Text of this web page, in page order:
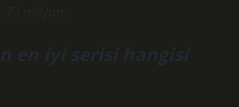
milyon.
en iyi serisi hangisi